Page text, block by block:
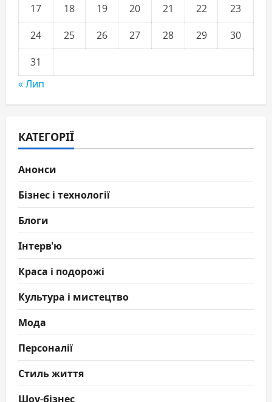
17
18 19 20 21 22
23
24
25 26 27 28 29
30
31
« Лип
КАТЕГОРІЇ
Анонси
Бізнес і технології
Блоги
Інтерв'ю
Краса і подорожі
Культура і мистецтво
Мода
Персоналії
Стиль життя
Шоу-бізнес